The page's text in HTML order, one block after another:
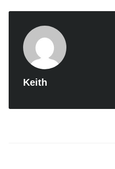
Keith